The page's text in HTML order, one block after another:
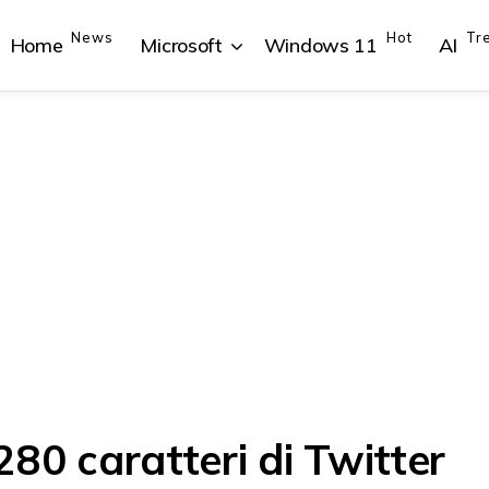
Home News Microsoft Windows 11 Hot AI
caratteri di Twitter